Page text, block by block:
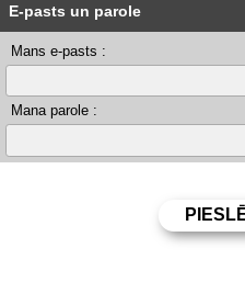
E-pasts un parole
Mans e-pasts :
Mana parole :